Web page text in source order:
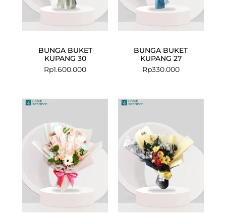
BUNGA BUKET
KUPANG 30
Rp1.600.000
BUNGA BUKET
KUPANG 27
Rp330.000